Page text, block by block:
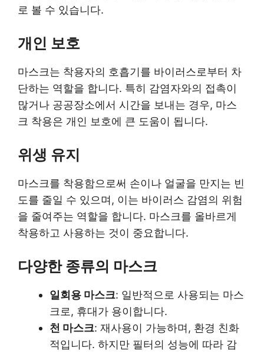
로 볼 수 있습니다.
개인 보호
마스크는 착용자의 호흡기를 바이러스로부터 차
단하는 역할을 합니다. 특히 감염자와의 접촉이
많거나 공공장소에서 시간을 보내는 경우, 마스
크 착용은 개인 보호에 큰 도움이 됩니다.
위생 유지
마스크를 착용함으로써 손이나 얼굴을 만지는 빈
도를 줄일 수 있으며, 이는 바이러스 감염의 위험
을 줄여주는 역할을 합니다. 마스크를 올바르게
착용하고 사용하는 것이 중요합니다.
다양한 종류의 마스크
일회용 마스크: 일반적으로 사용되는 마스
크로, 휴대가 용이합니다.
천 마스크: 재사용이 가능하며, 환경 친화
적입니다. 하지만 필터의 성능에 따라 감